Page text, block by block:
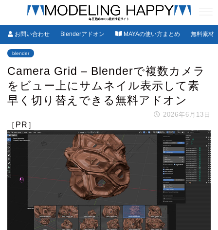
お問い合わせ Blenderアドオン MAYAの使い方まとめ 無料素材
blender
Camera Grid – Blenderで複数カメラ
をビュー上にサムネイル表示して素
早く切り替えできる無料アドオン
2026年6月13日
［PR］